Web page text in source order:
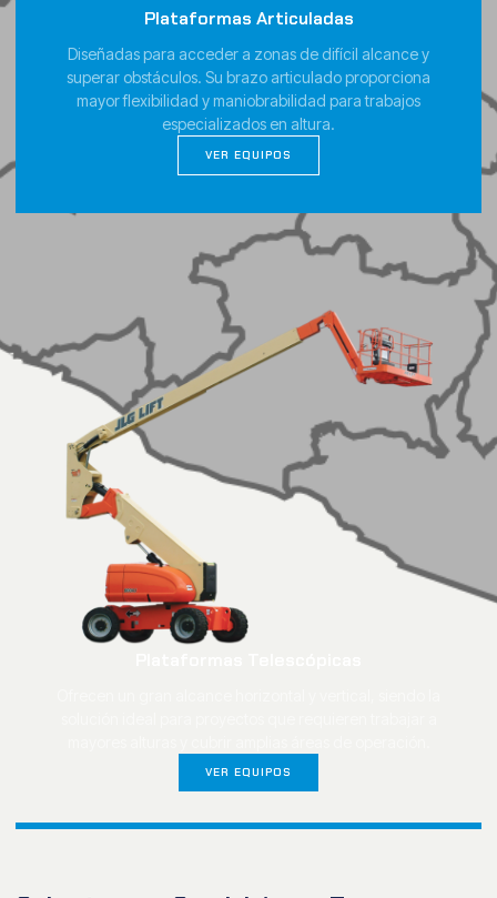
Plataformas Articuladas
Diseñadas para acceder a zonas de difícil alcance y
superar obstáculos. Su brazo articulado proporciona
mayor flexibilidad y maniobrabilidad para trabajos
especializados en altura.
VER EQUIPOS
VER EQUIPOS